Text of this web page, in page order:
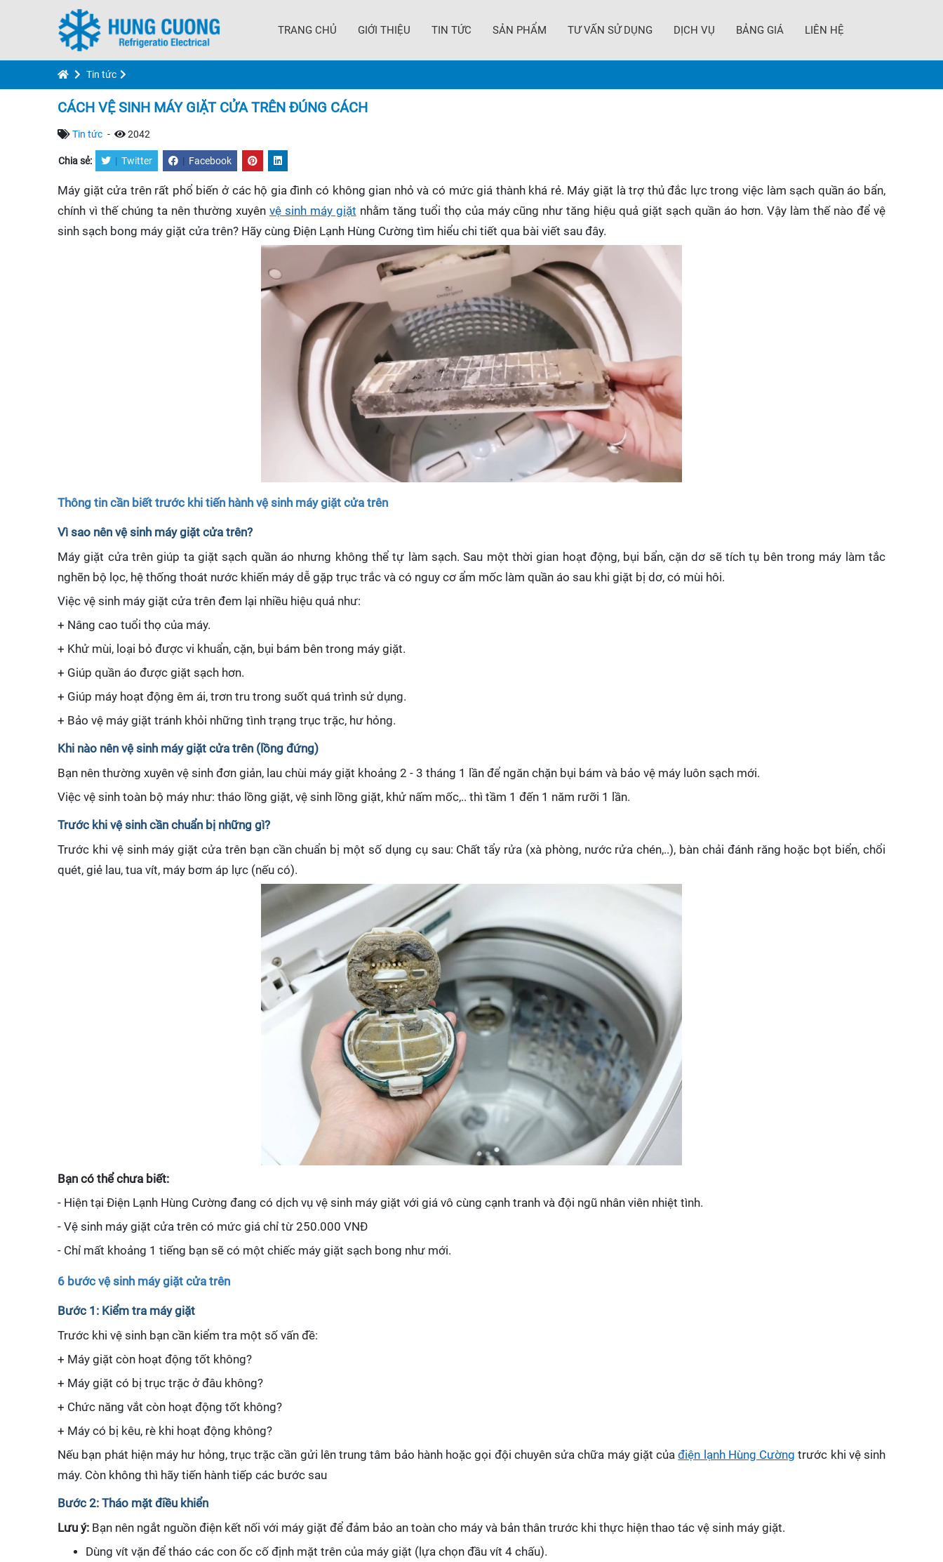
TRANG CHỦ GIỚI THIỆU TIN TỨC SẢN PHẨM TƯ VẤN SỬ DỤNG DỊCH VỤ BẢNG GIÁ LIÊN HỆ
Tin tức
CÁCH VỆ SINH MÁY GIẶT CỬA TRÊN ĐÚNG CÁCH
Tin tức - 2042
Chia sẻ: | Twitter | Facebook
Máy giặt cửa trên rất phổ biến ở các hộ gia đình có không gian nhỏ và có mức giá thành khá rẻ. Máy giặt là trợ thủ đắc lực trong việc làm sạch quần áo bẩn,
chính vì thế chúng ta nên thường xuyên vệ sinh máy giặt nhằm tăng tuổi thọ của máy cũng như tăng hiệu quả giặt sạch quần áo hơn. Vậy làm thế nào để vệ
sinh sạch bong máy giặt cửa trên? Hãy cùng Điện Lạnh Hùng Cường tìm hiểu chi tiết qua bài viết sau đây.
Thông tin cần biết trước khi tiến hành vệ sinh máy giặt cửa trên
Vì sao nên vệ sinh máy giặt cửa trên?
Máy giặt cửa trên giúp ta giặt sạch quần áo nhưng không thể tự làm sạch. Sau một thời gian hoạt động, bụi bẩn, cặn dơ sẽ tích tụ bên trong máy làm tắc
nghẽn bộ lọc, hệ thống thoát nước khiến máy dễ gặp trục trắc và có nguy cơ ẩm mốc làm quần áo sau khi giặt bị dơ, có mùi hôi.
Việc vệ sinh máy giặt cửa trên đem lại nhiều hiệu quả như:
+ Nâng cao tuổi thọ của máy.
+ Khử mùi, loại bỏ được vi khuẩn, cặn, bụi bám bên trong máy giặt.
+ Giúp quần áo được giặt sạch hơn.
+ Giúp máy hoạt động êm ái, trơn tru trong suốt quá trình sử dụng.
+ Bảo vệ máy giặt tránh khỏi những tình trạng trục trặc, hư hỏng.
Khi nào nên vệ sinh máy giặt cửa trên (lồng đứng)
Bạn nên thường xuyên vệ sinh đơn giản, lau chùi máy giặt khoảng 2 - 3 tháng 1 lần để ngăn chặn bụi bám và bảo vệ máy luôn sạch mới.
Việc vệ sinh toàn bộ máy như: tháo lồng giặt, vệ sinh lồng giặt, khử nấm mốc,.. thì tầm 1 đến 1 năm rưỡi 1 lần.
Trước khi vệ sinh cần chuẩn bị những gì?
Trước khi vệ sinh máy giặt cửa trên bạn cần chuẩn bị một số dụng cụ sau: Chất tẩy rửa (xà phòng, nước rửa chén,..), bàn chải đánh răng hoặc bọt biển, chổi
quét, giẻ lau, tua vít, máy bơm áp lực (nếu có).
Bạn có thể chưa biết:
- Hiện tại Điện Lạnh Hùng Cường đang có dịch vụ vệ sinh máy giặt với giá vô cùng cạnh tranh và đội ngũ nhân viên nhiệt tình.
- Vệ sinh máy giặt cửa trên có mức giá chỉ từ 250.000 VNĐ
- Chỉ mất khoảng 1 tiếng bạn sẽ có một chiếc máy giặt sạch bong như mới.
6 bước vệ sinh máy giặt cửa trên
Bước 1: Kiểm tra máy giặt
Trước khi vệ sinh bạn cần kiểm tra một số vấn đề:
+ Máy giặt còn hoạt động tốt không?
+ Máy giặt có bị trục trặc ở đâu không?
+ Chức năng vắt còn hoạt động tốt không?
+ Máy có bị kêu, rè khi hoạt động không?
Nếu bạn phát hiện máy hư hỏng, trục trặc cần gửi lên trung tâm bảo hành hoặc gọi đội chuyên sửa chữa máy giặt củađiện lạnh Hùng Cường trước khi vệ sinh
máy. Còn không thì hãy tiến hành tiếp các bước sau
Bước 2: Tháo mặt điều khiển
Lưu ý: Bạn nên ngắt nguồn điện kết nối với máy giặt để đảm bảo an toàn cho máy và bản thân trước khi thực hiện thao tác vệ sinh máy giặt.
Dùng vít vặn để tháo các con ốc cố định mặt trên của máy giặt (lựa chọn đầu vít 4 chấu).